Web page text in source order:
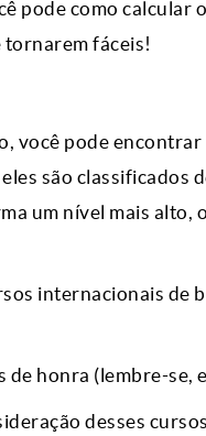
pode como calcular
tornarem fáceis!
você pode
são classificados
um nível mais
internacionais de
de honra (lembre-se,
desses